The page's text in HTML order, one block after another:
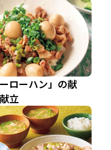
ーローハン」の献
立